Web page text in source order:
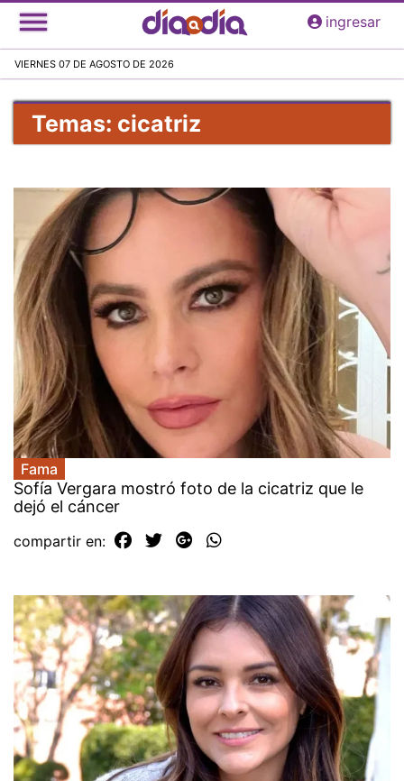
Pasar
al
principal
ingresar
VIERNES 07 DE AGOSTO DE 2026
Temas: cicatriz
Fama
Sofía Vergara mostró foto de la cicatriz que le
dejó el cáncer
compartir en: